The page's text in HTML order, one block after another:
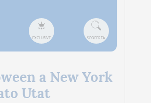
EXCLUSIVE SCOPERTA
a New York
Utat